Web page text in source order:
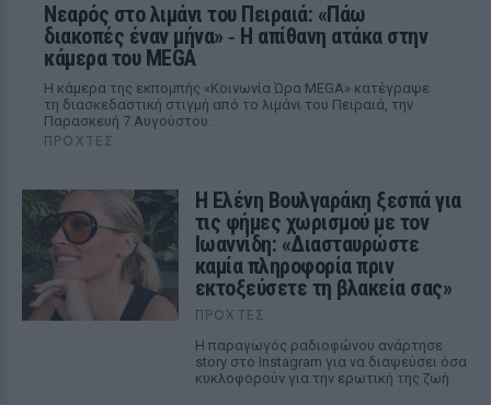
Νεαρός στο λιμάνι του Πειραιά: «Πάω
διακοπές έναν μήνα» ‑ Η απίθανη ατάκα στην
κάμερα του MEGA
Η κάμερα της εκπομπής «Κοινωνία Ώρα MEGA» κατέγραψε
τη διασκεδαστική στιγμή από το λιμάνι του Πειραιά, την
Παρασκευή 7 Αυγούστου.
ΠΡΟΧΤΈΣ
Η Ελένη Βουλγαράκη ξεσπά για
τις φήμες χωρισμού με τον
Ιωαννίδη: «Διασταυρώστε
καμία πληροφορία πριν
εκτοξεύσετε τη βλακεία σας»
ΠΡΟΧΤΈΣ
Η παραγωγός ραδιοφώνου ανάρτησε
story στο Instagram για να διαψεύσει όσα
κυκλοφορούν για την ερωτική της ζωή